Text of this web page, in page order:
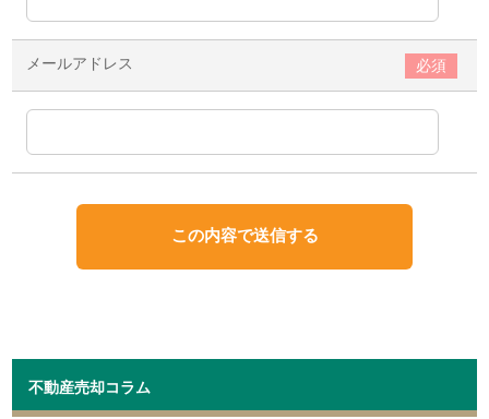
メールアドレス 必須
不動産売却コラム